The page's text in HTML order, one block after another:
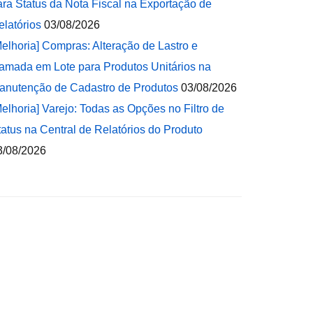
Status da Nota Fiscal na Exportação de
03/08/2026
Compras: Alteração de Lastro e
em Lote para Produtos Unitários na
de Cadastro de Produtos 03/08/2026
Varejo: Todas as Opções no Filtro de
na Central de Relatórios do Produto
08/2026